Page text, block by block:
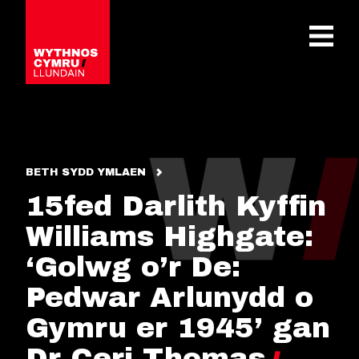
OPEN
BETH SYDD YMLAEN
15fed Darlith Kyffin
Williams Highgate:
‘Golwg o’r De:
Pedwar Arlunydd o
Gymru er 1945’ gan